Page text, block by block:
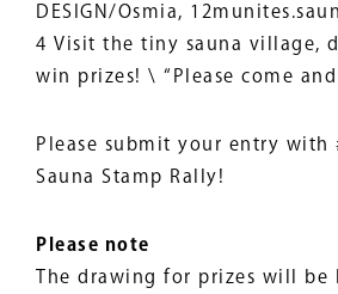
DESIGN/Osmia,
4 Visit the tiny sauna village,
win prizes! \ “Please come
Please submit your entry with
Sauna Stamp Rally!
Please note
The drawing for prizes will be